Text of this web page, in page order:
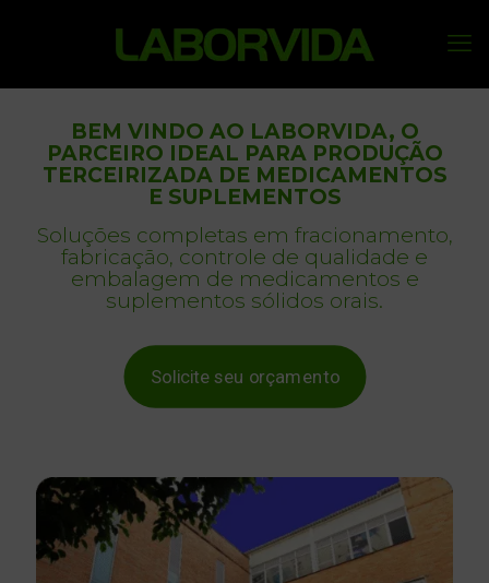
BEM VINDO AO LABORVIDA, O
PARCEIRO IDEAL PARA PRODUÇÃO
TERCEIRIZADA DE MEDICAMENTOS
E SUPLEMENTOS
Soluções completas em fracionamento,
fabricação, controle de qualidade e
embalagem de medicamentos e
suplementos sólidos orais.
Solicite seu orçamento